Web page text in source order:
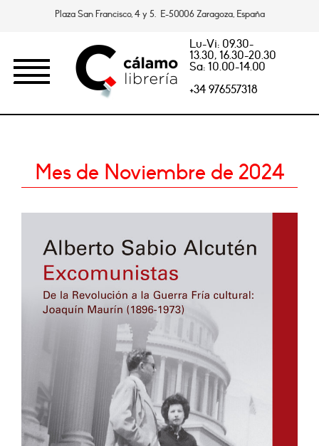
Plaza San Francisco, 4 y 5. E-50006 Zaragoza, España
Lu-Vi: 09.30-
13.30, 16.30-20.30
Sa: 10.00-14.00
+34 976557318
Mes de Noviembre de 2024